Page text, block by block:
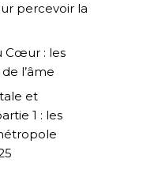
percevoir la
Cœur : les
l’âme
et
1 : les